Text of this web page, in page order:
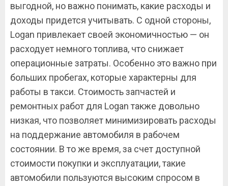
выгодной, но важно понимать, какие расходы и
доходы придется учитывать. С одной стороны,
Logan привлекает своей экономичностью — он
расходует немного топлива, что снижает
операционные затраты. Особенно это важно при
больших пробегах, которые характерны для
работы в такси. Стоимость запчастей и
ремонтных работ для Logan также довольно
низкая, что позволяет минимизировать расходы
на поддержание автомобиля в рабочем
состоянии. В то же время, за счет доступной
стоимости покупки и эксплуатации, такие
автомобили пользуются высоким спросом в